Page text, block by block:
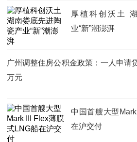
厚植科创沃土
业“新”潮澎湃
广州调整住房公积金政策：一人申请
万元
中国首艘大型
在沪交付